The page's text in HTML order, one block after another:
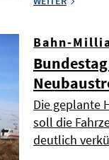
Bahn-
Die geplante
soll die
deutlich